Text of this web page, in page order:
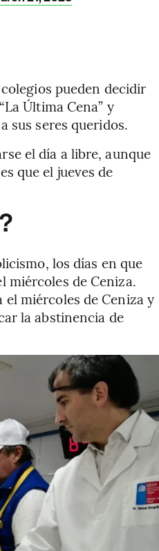
pueden decidir
Última Cena” y
sus seres queridos.
el día a libre, aunque
que el jueves de
los días en que
miércoles de Ceniza.
el miércoles de Ceniza y
la abstinencia de